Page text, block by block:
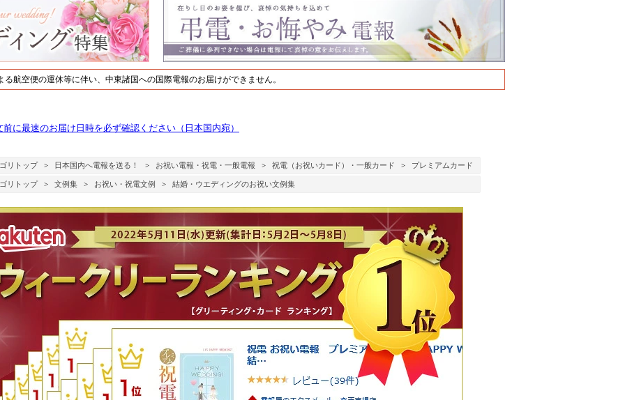
前に最速のお届け日時を必ず確認ください（日本国内宛）
リトップ > 日本国内へ電報を送る！ > お祝い電報・祝電・一般電報 > 祝電（お祝いカード）・一般カード > プレミアムカード
リトップ > 文例集 > お祝い・祝電文例 > 結婚・ウエディングのお祝い文例集